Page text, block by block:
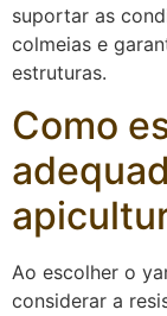
suportar as
colmeias e
estruturas.
Como
Ao escolher o
considerar a